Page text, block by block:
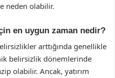
neden olabilir.
en uygun zaman nedir?
arttığında genellikle
belirsizlik dönemlerinde
olabilir. Ancak, yatırım